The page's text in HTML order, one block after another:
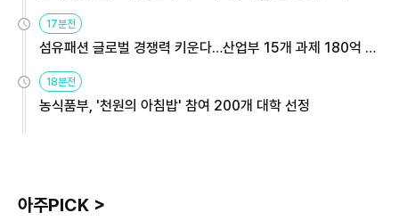
용해야
17분전
섬유패션 글로벌 경쟁력 키운다…산업부 15개 과제 180억 지
원
18분전
농식품부, '천원의 아침밥' 참여 200개 대학 선정
아주PICK >